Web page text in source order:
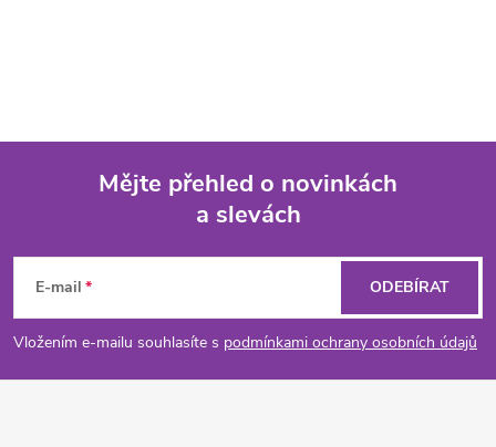
p
a
Mějte přehled o novinkách
a slevách
E-mail
Vložením e-mailu souhlasíte s podmínkami ochrany osobních údajů
ODEBÍRAT